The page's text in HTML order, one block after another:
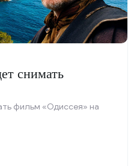
снимать
фильм «Одиссея» на